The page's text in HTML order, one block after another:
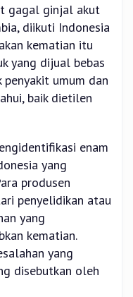
gagal ginjal akut
diikuti Indonesia
kematian itu
yang dijual bebas
penyakit umum dan
baik dietilen
enam
yang
produsen
penyelidikan atau
yang
kematian.
yang
disebutkan oleh